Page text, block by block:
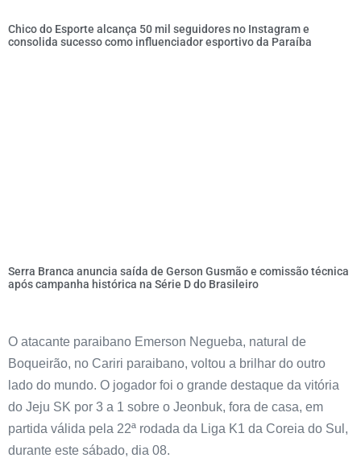
Chico do Esporte alcança 50 mil seguidores no Instagram e
consolida sucesso como influenciador esportivo da Paraíba
Serra Branca anuncia saída de Gerson Gusmão e comissão técnica
após campanha histórica na Série D do Brasileiro
O atacante paraibano Emerson Negueba, natural de
Boqueirão, no Cariri paraibano, voltou a brilhar do outro
lado do mundo. O jogador foi o grande destaque da vitória
do Jeju SK por 3 a 1 sobre o Jeonbuk, fora de casa, em
partida válida pela 22ª rodada da Liga K1 da Coreia do Sul,
durante este sábado, dia 08.